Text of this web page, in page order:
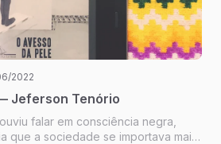
2022
Jeferson Tenório
falar em consciência negra,
que a sociedade se importava mais